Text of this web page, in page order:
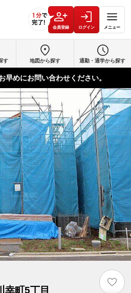
会員登録 ログイン メニュー
す 地図から探す 通勤・通学から探す
早めにお問い合わせください。
幸町5丁目
♡